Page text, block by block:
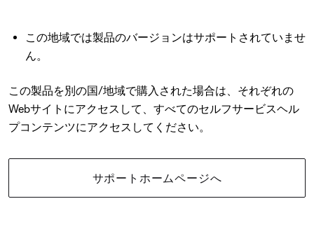
この地域では製品のバージョンはサポートされていませ
ん。
この製品を別の国/地域で購入された場合は、それぞれの
Webサイトにアクセスして、すべてのセルフサービスヘル
プコンテンツにアクセスしてください。
サポートホームページへ